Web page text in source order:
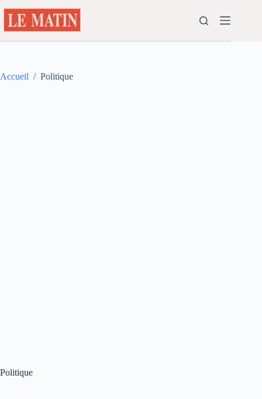
au
contenu
Accueil / Politique
Politique